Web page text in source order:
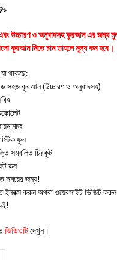
৳
উচ্চারণ ও অনুবাদসহ কুরআন এর জন্য
কুরআন নিতে চান তাহলে মূল্য কম হবে।
থাকছে:
সহজ কুরআন (উচ্চারণ ও অনুবাদসহ)
ফুল
সম্বলিত চিরকুট
বক্স
সময়ের জন্য!
ইনবক্স করুন অথবা ওয়েবসাইট ভিজিট
ভিডিওটিদেখুন।